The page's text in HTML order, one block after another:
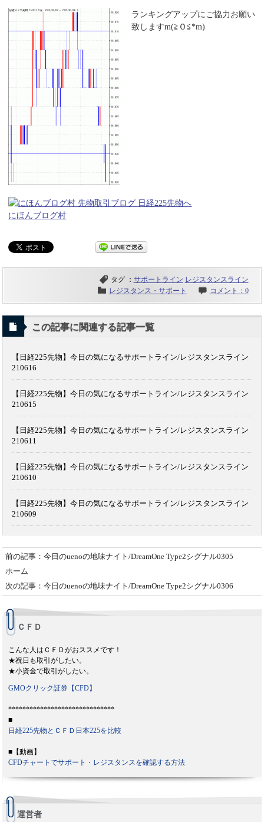
ランキングアップにご協力お願い
致しますm(≧Ｏ≦*m)
にほんブログ村
タグ ： サポートライン レジスタンスライン
レジスタンス・サポート
コメント：0
この記事に関連する記事一覧
【日経225先物】今日の気になるサポートライン/レジスタンスライン
210616
【日経225先物】今日の気になるサポートライン/レジスタンスライン
210615
【日経225先物】今日の気になるサポートライン/レジスタンスライン
210611
【日経225先物】今日の気になるサポートライン/レジスタンスライン
210610
【日経225先物】今日の気になるサポートライン/レジスタンスライン
210609
前の記事：今日のuenoの地味ナイト/DreamOne Type2シグナル0305
ホーム
次の記事：今日のuenoの地味ナイト/DreamOne Type2シグナル0306
ＣＦＤ
こんな人はＣＦＤがおススメです！
★祝日も取引がしたい。
★小資金で取引がしたい。
GMOクリック証券【CFD】
******************************
■
日経225先物とＣＦＤ日本225を比較
■【動画】
CFDチャートでサポート・レジスタンスを確認する方法
運営者